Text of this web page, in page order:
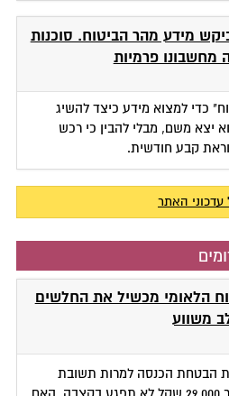
מידע מהר הביטוח. סוכנות
מחשבונו פרמיות
כדי למצוא מידע כיצד להשיג
יצא משם, מבלי להבין כי רכש
קבע חודשית.
עדכוני האתר
הלאומי מכשיל את החלשים
משווע
הבטחת הכנסה למרות תשובת